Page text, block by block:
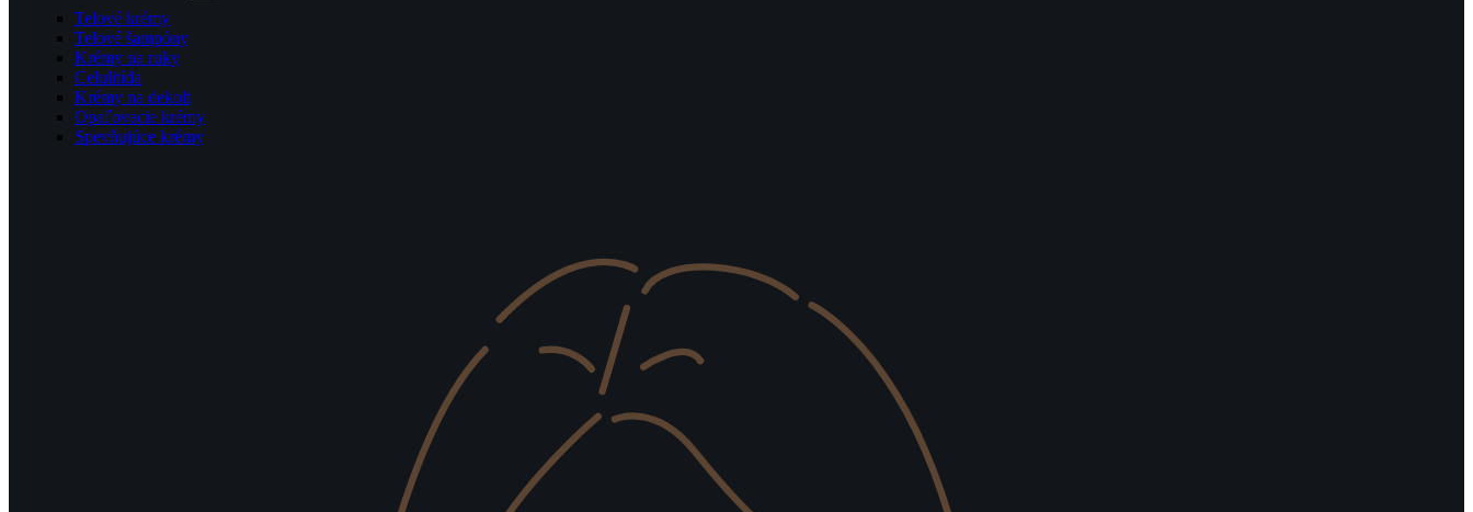
Telové krémy
Telové šampóny
Krémy na ruky
Celulitída
Krémy na dekolt
Opaľovacie krémy
Spevňujúce krémy